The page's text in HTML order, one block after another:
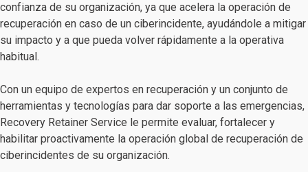
confianza de su organización, ya que acelera la operación de
recuperación en caso de un ciberincidente, ayudándole a mitigar
su impacto y a que pueda volver rápidamente a la operativa
habitual.
Con un equipo de expertos en recuperación y un conjunto de
herramientas y tecnologías para dar soporte a las emergencias,
Recovery Retainer Service le permite evaluar, fortalecer y
habilitar proactivamente la operación global de recuperación de
ciberincidentes de su organización.